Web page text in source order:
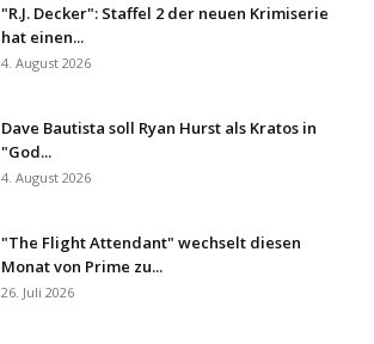
"R.J. Decker": Staffel 2 der neuen Krimiserie
hat einen...
4. August 2026
Dave Bautista soll Ryan Hurst als Kratos in
"God...
4. August 2026
"The Flight Attendant" wechselt diesen
Monat von Prime zu...
26. Juli 2026